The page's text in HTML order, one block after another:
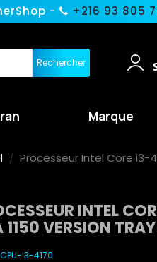
- +216 93 805
Rechercher
Marque
Processeur Intel Core i3-
INTEL
1150 VERSION
CPU-I3-4170